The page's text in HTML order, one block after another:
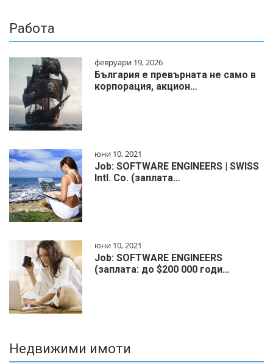
Работа
февруари 19, 2026
България е превърната не само в
корпорация, акцион…
юни 10, 2021
Job: SOFTWARE ENGINEERS | SWISS
Intl. Co. (заплата…
юни 10, 2021
Job: SOFTWARE ENGINEERS
(заплата: до $200 000 годи…
Недвижими имоти